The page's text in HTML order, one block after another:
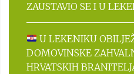
ZAUSTAVIO SE I U
U LEKENIKU
DOMOVINSKE
HRVATSKIH